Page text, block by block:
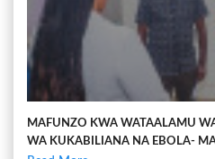
MAFUNZO KWA WATAALAMU
WA KUKABILIANA NA EBOLA-